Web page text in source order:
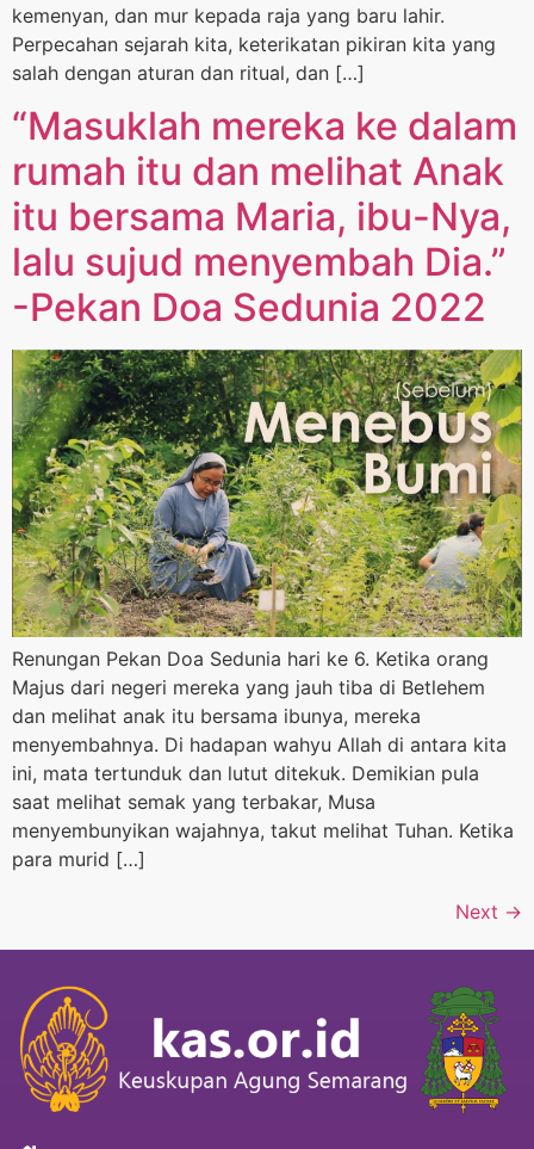
kemenyan, dan mur kepada raja yang baru lahir.
Perpecahan sejarah kita, keterikatan pikiran kita yang
salah dengan aturan dan ritual, dan […]
“Masuklah mereka ke dalam
rumah itu dan melihat Anak
itu bersama Maria, ibu-Nya,
lalu sujud menyembah Dia.”
-Pekan Doa Sedunia 2022
Renungan Pekan Doa Sedunia hari ke 6. Ketika orang
Majus dari negeri mereka yang jauh tiba di Betlehem
dan melihat anak itu bersama ibunya, mereka
menyembahnya. Di hadapan wahyu Allah di antara kita
ini, mata tertunduk dan lutut ditekuk. Demikian pula
saat melihat semak yang terbakar, Musa
menyembunyikan wajahnya, takut melihat Tuhan. Ketika
para murid […]
Next →